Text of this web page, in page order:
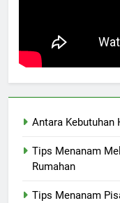
Antara Kebutuhan
Tips Menanam
Rumahan
Tips Menanam